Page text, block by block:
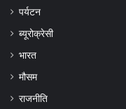
पर्यटन
ब्यूरोक्रेसी
भारत
मौसम
राजनीति